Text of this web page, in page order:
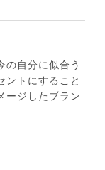
の自分に似合う
ントにすること
ージしたブラン